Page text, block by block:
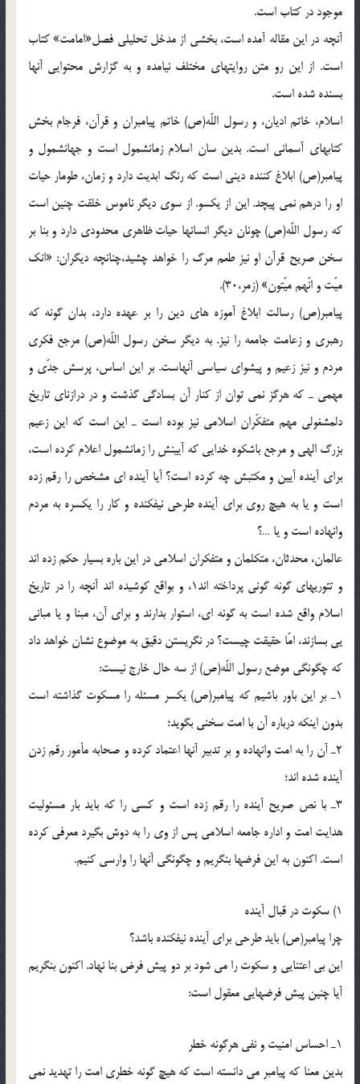
موجود در كتاب است.
آنچه در اين مقاله آمده است، بخشى از مدخل تحليلى فصل«امامت» كتاب
است. از اين رو متن روايتهاى مختلف نيامده و به گزارش محتوايى آنها
بسنده شده است.
اسلام، خاتم اديان، و رسول اللّه(ص) خاتم پيامبران و قرآن، فرجام بخش
كتابهاى آسمانى است. بدين سان اسلام زمانشمول است و جهانشمول و
پيامبر(ص) ابلاغ كننده دينى است كه رنگ ابديت دارد و زمان، طومار حيات
او را درهم نمى پيچد. اين از يكسو. از سوى ديگر ناموس خلقت چنين است
كه رسول اللّه(ص) چونان ديگر انسانها حيات ظاهرى محدودى دارد و بنا بر
سخن صريح قرآن او نيز طعم مرگ را خواهد چشيد،چنانچه ديگران: «انك
ميّت و انّهم ميّتون» (زمر،30).
پيامبر(ص) رسالت ابلاغ آموزه هاى دين را بر عهده دارد، بدان گونه كه
رهبرى و زعامت جامعه را نيز. به ديگر سخن رسول اللّه(ص) مرجع فكرى
مردم و نيز زعيم و پيشواى سياسى آنهاست. بر اين اساس، پرسش جدّى و
مهمى ـ كه هرگز نمى توان از كنار آن بسادگى گذشت و در درازناى تاريخ
دلمشغولى مهم متفكّران اسلامى نيز بوده است ـ اين است كه اين زعيم
بزرگ الهى و مرجع باشكوه خدايى كه آيينش را زمانشمول اعلام كرده است،
براى آينده آيين و مكتبش چه كرده است؟ آيا آينده اى مشخص را رقم زده
است و يا به هيچ روى براى آينده طرحى نيفكنده و كار را يكسره به مردم
وانهاده است و يا …؟
عالمان، محدثان، متكلمان و متفكران اسلامى در اين باره بسيار حكم زده اند
و تئوريهاى گونه گونى پرداخته اند1، و بواقع كوشيده اند آنچه را در تاريخ
اسلام واقع شده است به گونه اى، استوار بدارند و براى آن، مبنا و يا مبانى
يى بسازند، امّا حقيقت چيست؟ در نگريستن دقيق به موضوع نشان خواهد داد
كه چگونگى موضع رسول اللّه(ص) از سه حال خارج نيست:
1ـ بر اين باور باشيم كه پيامبر(ص) يكسر مسئله را مسكوت گذاشته است
بدون اينكه درباره آن با امت سخنى بگويد؛
2ـ آن را به امت وانهاده و بر تدبير آنها اعتماد كرده و صحابه مأمور رقم زدن
آينده شده اند؛
3ـ با نص صريح آينده را رقم زده است و كسى را كه بايد بار مسئوليت
هدايت امت و اداره جامعه اسلامى پس از وى را به دوش بگيرد معرفى كرده
است. اكنون به اين فرضها بنگريم و چگونگى آنها را وارسى كنيم.
1) سكوت در قبال آينده
چرا پيامبر(ص) بايد طرحى براى آينده نيفكنده باشد؟
اين بى اعتنايى و سكوت را مى شود بر دو پيش فرض بنا نهاد. اكنون بنگريم
آيا چنين پيش فرضهايى معقول است:
1ـ احساس امنيت و نفى هرگونه خطر
بدين معنا كه پيامبر مى دانسته است كه هيچ گونه خطرى امت را تهديد نمى